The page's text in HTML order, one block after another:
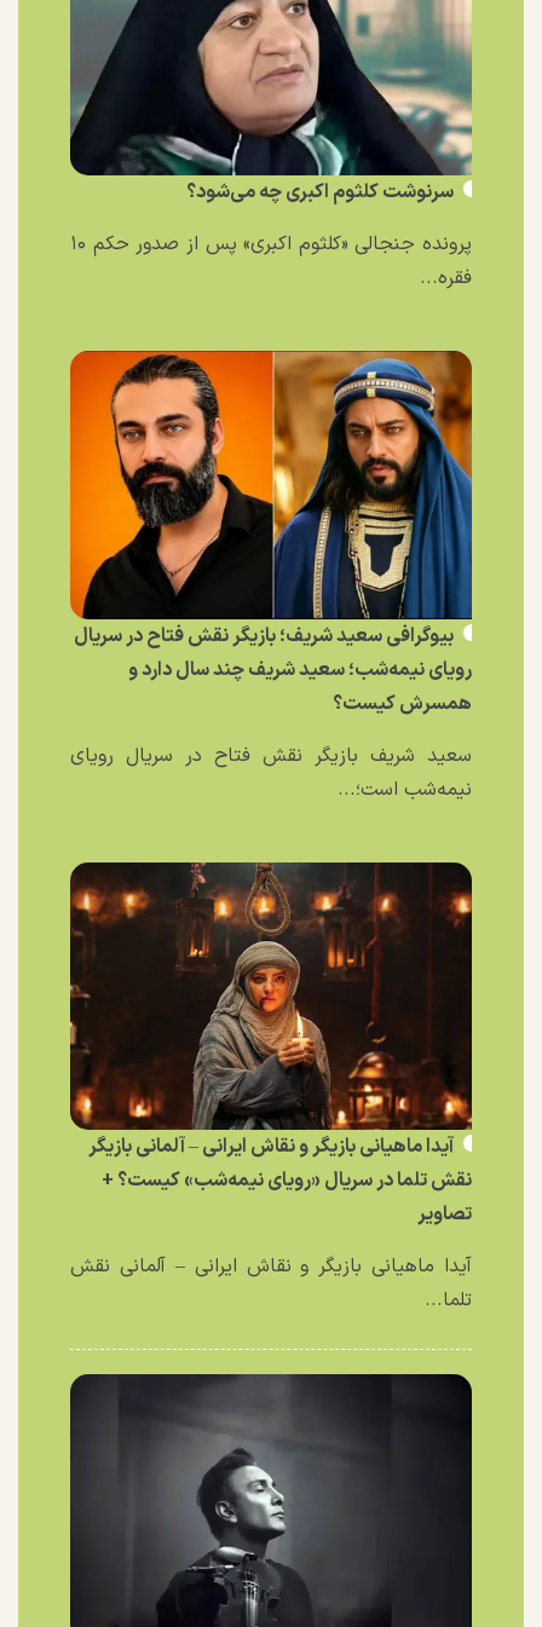
سرنوشت کلثوم اکبری چه می‌شود؟
پرونده جنجالی «کلثوم اکبری» پس از صدور حکم ۱۰
فقره...
بیوگرافی سعید شریف؛ بازیگر نقش فتاح در سریال
رویای نیمه‌شب؛ سعید شریف چند سال دارد و
همسرش کیست؟
سعید شریف بازیگر نقش فتاح در سریال رویای
نیمه‌شب است؛...
آیدا ماهیانی بازیگر و نقاش ایرانی – آلمانی بازیگر
نقش تلما در سریال «رویای نیمه‌شب» کیست؟ +
تصاویر
آیدا ماهیانی بازیگر و نقاش ایرانی – آلمانی نقش
تلما...